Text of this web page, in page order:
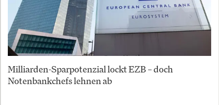
Milliarden-Sparpotenzial lockt EZB – doch
Notenbankchefs lehnen ab